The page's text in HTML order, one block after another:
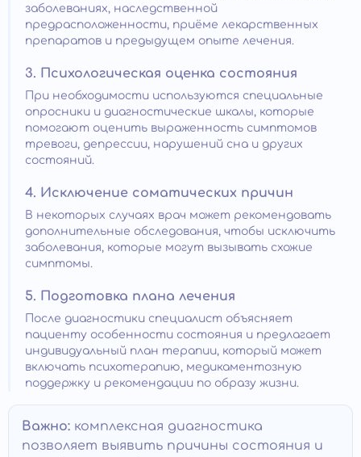
заболеваниях, наследственной
предрасположенности, приёме лекарственных
препаратов и предыдущем опыте лечения.
3. Психологическая оценка состояния
При необходимости используются специальные
опросники и диагностические шкалы, которые
помогают оценить выраженность симптомов
тревоги, депрессии, нарушений сна и других
состояний.
4. Исключение соматических причин
В некоторых случаях врач может рекомендовать
дополнительные обследования, чтобы исключить
заболевания, которые могут вызывать схожие
симптомы.
5. Подготовка плана лечения
После диагностики специалист объясняет
пациенту особенности состояния и предлагает
индивидуальный план терапии, который может
включать психотерапию, медикаментозную
поддержку и рекомендации по образу жизни.
Важно: комплексная диагностика
позволяет выявить причины состояния и